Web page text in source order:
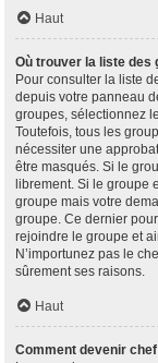
Haut
Où trouver la liste des
Pour consulter la liste
depuis votre panneau
groupes, sélectionnez
Toutefois, tous les
nécessiter une
être masqués. Si le
librement. Si le groupe
groupe mais votre
groupe. Ce dernier
rejoindre le groupe et
N’importunez pas le
sûrement ses raisons.
Haut
Comment devenir